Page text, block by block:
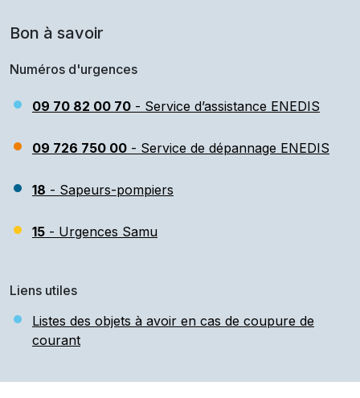
Bon à savoir
Numéros d'urgences
09 70 82 00 70 - Service d’assistance ENEDIS
09 726 750 00 - Service de dépannage ENEDIS
18 - Sapeurs-pompiers
15 - Urgences Samu
Liens utiles
Listes des objets à avoir en cas de coupure de
courant